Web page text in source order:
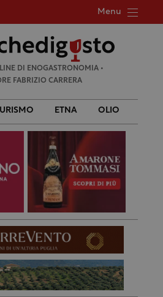
Menu
per:
DI ENOGASTRONOMIA •
FABRIZIO CARRERA
ETNA OLIO